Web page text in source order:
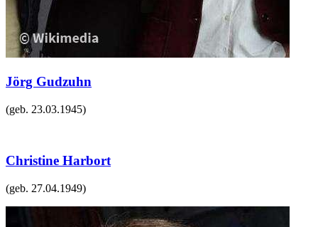
Jörg Gudzuhn
(geb. 23.03.1945)
Christine Harbort
(geb. 27.04.1949)